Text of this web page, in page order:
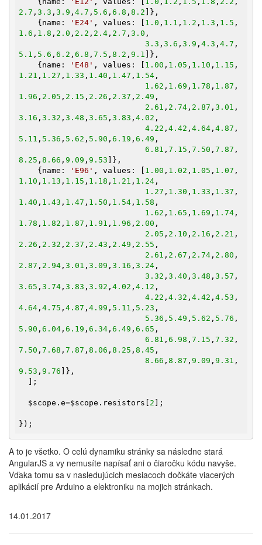
2.7 , 3.3 , 3.9 , 4.7 , 5.6 , 6.8 , 8.2 ]},
    {name:
'E24' , values: [ 1.0 , 1.1 , 1.2 , 1.3 , 1.5 ,
1.6 , 1.8 , 2.0 , 2.2 , 2.4 , 2.7 , 3.0 ,
3.3 , 3.6 , 3.9 , 4.3 , 4.7 ,
5.1 , 5.6 , 6.2 , 6.8 , 7.5 , 8.2 , 9.1 ]},
    {name:
'E48' , values: [ 1.00 , 1.05 , 1.10 , 1.15 ,
1.21 , 1.27 , 1.33 , 1.40 , 1.47 , 1.54 ,
1.62 , 1.69 , 1.78 , 1.87 ,
1.96 , 2.05 , 2.15 , 2.26 , 2.37 , 2.49 ,
2.61 , 2.74 , 2.87 , 3.01 ,
3.16 , 3.32 , 3.48 , 3.65 , 3.83 , 4.02 ,
4.22 , 4.42 , 4.64 , 4.87 ,
5.11 , 5.36 , 5.62 , 5.90 , 6.19 , 6.49 ,
6.81 , 7.15 , 7.50 , 7.87 ,
8.25 , 8.66 , 9.09 , 9.53 ]},
    {name:
'E96' , values: [ 1.00 , 1.02 , 1.05 , 1.07 ,
1.10 , 1.13 , 1.15 , 1.18 , 1.21 , 1.24 ,
1.27 , 1.30 , 1.33 , 1.37 ,
1.40 , 1.43 , 1.47 , 1.50 , 1.54 , 1.58 ,
1.62 , 1.65 , 1.69 , 1.74 ,
1.78 , 1.82 , 1.87 , 1.91 , 1.96 , 2.00 ,
2.05 , 2.10 , 2.16 , 2.21 ,
2.26 , 2.32 , 2.37 , 2.43 , 2.49 , 2.55 ,
2.61 , 2.67 , 2.74 , 2.80 ,
2.87 , 2.94 , 3.01 , 3.09 , 3.16 , 3.24 ,
3.32 , 3.40 , 3.48 , 3.57 ,
3.65 , 3.74 , 3.83 , 3.92 , 4.02 , 4.12 ,
4.22 , 4.32 , 4.42 , 4.53 ,
4.64 , 4.75 , 4.87 , 4.99 , 5.11 , 5.23 ,
5.36 , 5.49 , 5.62 , 5.76 ,
5.90 , 6.04 , 6.19 , 6.34 , 6.49 , 6.65 ,
6.81 , 6.98 , 7.15 , 7.32 ,
7.50 , 7.68 , 7.87 , 8.06 , 8.25 , 8.45 ,
8.66 , 8.87 , 9.09 , 9.31 ,
9.53 , 9.76 ]},
$scope .e=$scope .resistors[ 2 ];
});
A to je všetko. O celú dynamiku stránky sa následne stará
AngularJS a vy nemusíte napísať ani o čiaročku kódu navyše.
Vďaka tomu sa v nasledujúcich mesiacoch dočkáte viacerých
aplikácií pre Arduino a elektroniku na mojich stránkach.
14.01.2017